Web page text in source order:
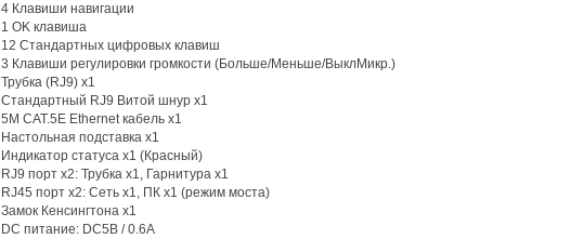
4 Клавиши навигации
1 OK клавиша
12 Стандартных цифровых клавиш
3 Клавиши регулировки громкости (Больше/Меньше/ВыклМикр.)
Трубка (RJ9) x1
Стандартный RJ9 Витой шнур x1
5M CAT.5E Ethernet кабель x1
Настольная подставка x1
Индикатор статуса x1 (Красный)
RJ9 порт x2: Трубка x1, Гарнитура x1
RJ45 порт x2: Сеть x1, ПК x1 (режим моста)
Замок Кенсингтона x1
DC питание: DC5В / 0.6A